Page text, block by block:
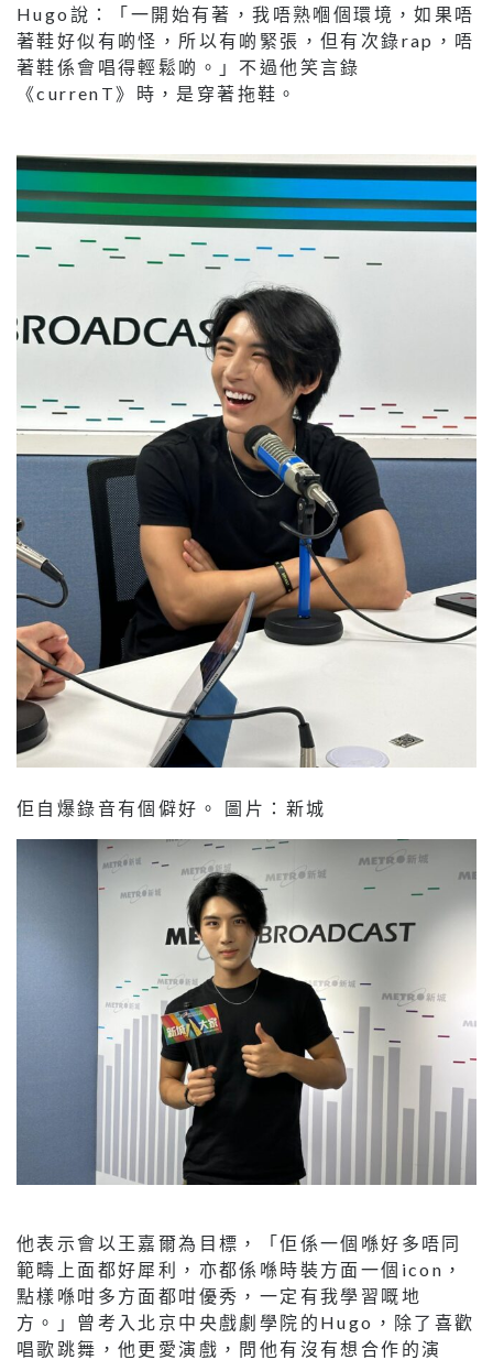
Hugo說：「一開始有著，我唔熟嗰個環境，如果唔
著鞋好似有啲怪，所以有啲緊張，但有次錄rap，唔
著鞋係會唱得輕鬆啲。」不過他笑言錄
《currenT》時，是穿著拖鞋。
佢自爆錄音有個僻好。 圖片：新城
他表示會以王嘉爾為目標，「佢係一個喺好多唔同
範疇上面都好犀利，亦都係喺時裝方面一個icon，
點樣喺咁多方面都咁優秀，一定有我學習嘅地
方。」曾考入北京中央戲劇學院的Hugo，除了喜歡
唱歌跳舞，他更愛演戲，問他有沒有想合作的演